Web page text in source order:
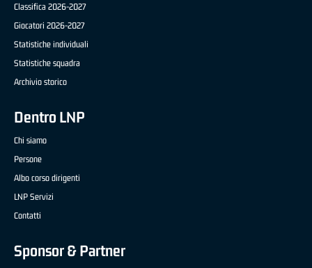
Classifica 2026-2027
Giocatori 2026-2027
Statistiche individuali
Statistiche squadra
Archivio storico
Dentro LNP
Chi siamo
Persone
Albo corso dirigenti
LNP Servizi
Contatti
Sponsor & Partner